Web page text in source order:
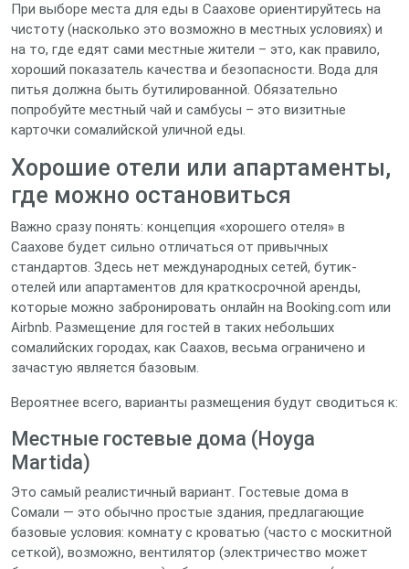
При выборе места для еды в Саахове ориентируйтесь на
чистоту (насколько это возможно в местных условиях) и
на то, где едят сами местные жители – это, как правило,
хороший показатель качества и безопасности. Вода для
питья должна быть бутилированной. Обязательно
попробуйте местный чай и самбусы – это визитные
карточки сомалийской уличной еды.
Хорошие отели или апартаменты,
где можно остановиться
Важно сразу понять: концепция «хорошего отеля» в
Саахове будет сильно отличаться от привычных
стандартов. Здесь нет международных сетей, бутик-
отелей или апартаментов для краткосрочной аренды,
которые можно забронировать онлайн на Booking.com или
Airbnb. Размещение для гостей в таких небольших
сомалийских городах, как Саахов, весьма ограничено и
зачастую является базовым.
Вероятнее всего, варианты размещения будут сводиться к:
Местные гостевые дома (Hoyga
Martida)
Это самый реалистичный вариант. Гостевые дома в
Сомали — это обычно простые здания, предлагающие
базовые условия: комнату с кроватью (часто с москитной
сеткой), возможно, вентилятор (электричество может